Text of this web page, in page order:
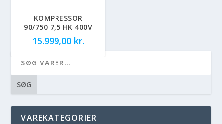
KOMPRESSOR
90/750 7,5 HK 400V
15.999,00 kr.
SØG
VAREKATEGORIER